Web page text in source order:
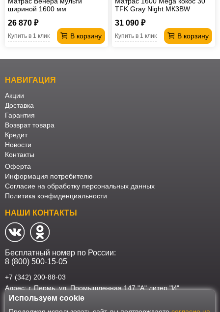
шириной 1600 мм
26 870 ₽
В корзину
Купить в 1 клик
TFK Gray Night МК3BW
31 090 ₽
В корзину
Купить в 1 клик
НАВИГАЦИЯ
Акции
Доставка
Гарантия
Возврат товара
Кредит
Новости
Контакты
Оферта
Информация потребителю
Согласие на обработку персональных данных
Политика конфиденциальности
НАШИ КОНТАКТЫ
Бесплатный номер по России:
8 (800) 500-15-05
+7 (342) 200-88-03
Адрес: г. Пермь, ул. Промышленная 147 "А" литер "И"
Наш интернет-магазин работает в соответствии с требованиями
Используем cookie